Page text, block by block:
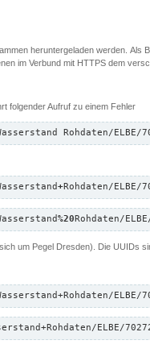
heruntergeladen werden.
im Verbund mit HTTPS dem
folgender Aufruf zu einem Fehler
Rohdaten/ELBE/
+Rohdaten/ELBE/
%20Rohdaten/
um Pegel Dresden). Die UUIDs
ELBE/
ELBE/